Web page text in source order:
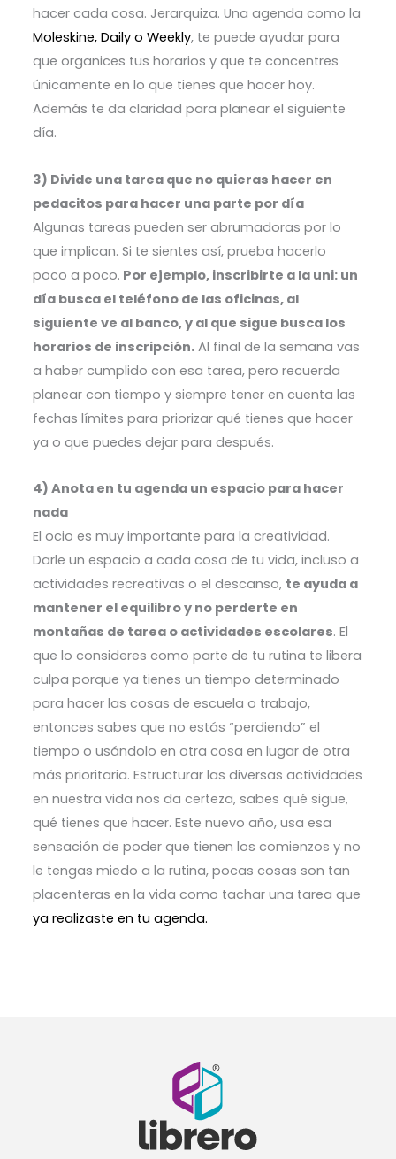
hacer cada cosa. Jerarquiza. Una agenda como la
Moleskine, Daily o Weekly, te puede ayudar para
que organices tus horarios y que te concentres
únicamente en lo que tienes que hacer hoy.
Además te da claridad para planear el siguiente
día.
3) Divide una tarea que no quieras hacer en
pedacitos para hacer una parte por día
Algunas tareas pueden ser abrumadoras por lo
que implican. Si te sientes así, prueba hacerlo
poco a poco. Por ejemplo, inscribirte a la uni: un
día busca el teléfono de las oficinas, al
siguiente ve al banco, y al que sigue busca los
horarios de inscripción.Al final de la semana vas
a haber cumplido con esa tarea, pero recuerda
planear con tiempo y siempre tener en cuenta las
fechas límites para priorizar qué tienes que hacer
ya o que puedes dejar para después.
4) Anota en tu agenda un espacio para hacer
nada
El ocio es muy importante para la creatividad.
Darle un espacio a cada cosa de tu vida, incluso a
actividades recreativas o el descanso, te ayuda a
mantener el equilibro y no perderte en
montañas de tarea o actividades escolares. El
que lo consideres como parte de tu rutina te libera
culpa porque ya tienes un tiempo determinado
para hacer las cosas de escuela o trabajo,
entonces sabes que no estás “perdiendo” el
tiempo o usándolo en otra cosa en lugar de otra
más prioritaria. Estructurar las diversas actividades
en nuestra vida nos da certeza, sabes qué sigue,
qué tienes que hacer. Este nuevo año, usa esa
sensación de poder que tienen los comienzos y no
le tengas miedo a la rutina, pocas cosas son tan
placenteras en la vida como tachar una tarea que
ya realizaste en tu agenda.